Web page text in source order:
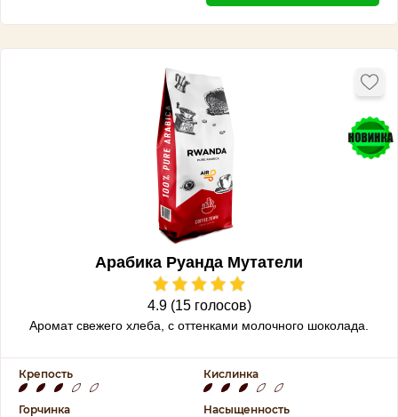
Арабика Руанда Мутатели
4.9 (15 голосов)
Аромат свежего хлеба, с оттенками молочного шоколада.
Крепость Кислинка
Горчинка Насыщенность